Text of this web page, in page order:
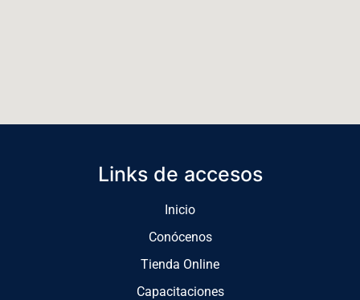
Links de accesos
Inicio
Conócenos
Tienda Online
Capacitaciones